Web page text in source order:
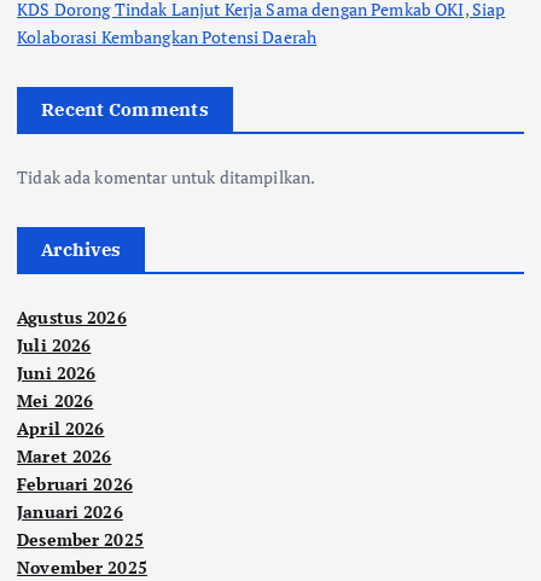
KDS Dorong Tindak Lanjut Kerja Sama dengan Pemkab OKI, Siap
Kolaborasi Kembangkan Potensi Daerah
Recent Comments
Tidak ada komentar untuk ditampilkan.
Archives
Agustus 2026
Juli 2026
Juni 2026
Mei 2026
April 2026
Maret 2026
Februari 2026
Januari 2026
Desember 2025
November 2025